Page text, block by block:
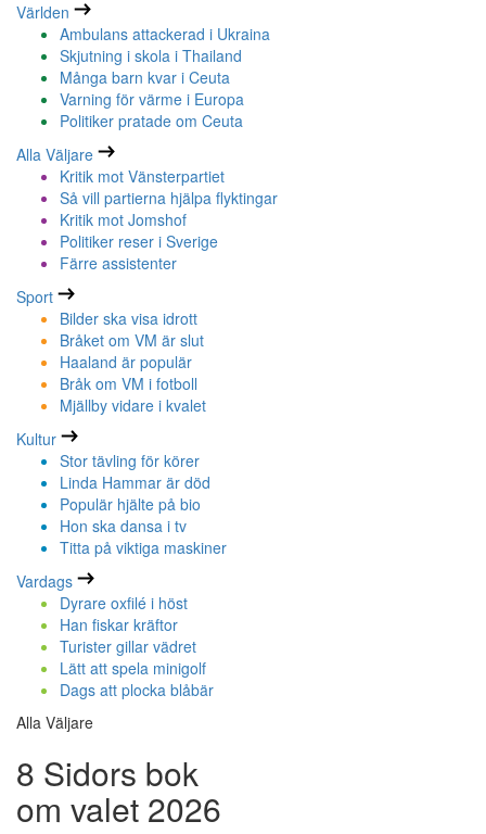
Världen
Ambulans attackerad i Ukraina
Skjutning i skola i Thailand
Många barn kvar i Ceuta
Varning för värme i Europa
Politiker pratade om Ceuta
Alla Väljare
Kritik mot Vänsterpartiet
Så vill partierna hjälpa flyktingar
Kritik mot Jomshof
Politiker reser i Sverige
Färre assistenter
Sport
Bilder ska visa idrott
Bråket om VM är slut
Haaland är populär
Bråk om VM i fotboll
Mjällby vidare i kvalet
Kultur
Stor tävling för körer
Linda Hammar är död
Populär hjälte på bio
Hon ska dansa i tv
Titta på viktiga maskiner
Vardags
Dyrare oxfilé i höst
Han fiskar kräftor
Turister gillar vädret
Lätt att spela minigolf
Dags att plocka blåbär
Alla Väljare
8 Sidors bok
om valet 2026